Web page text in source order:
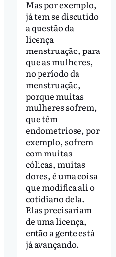
Mas por exemplo,
já tem se discutido
a questão da
licença
menstruação, para
que as mulheres,
no período da
menstruação,
porque muitas
mulheres sofrem,
que têm
endometriose, por
exemplo, sofrem
com muitas
cólicas, muitas
dores, é uma coisa
que modifica ali o
cotidiano dela.
Elas precisariam
de uma licença,
então a gente está
já avançando.